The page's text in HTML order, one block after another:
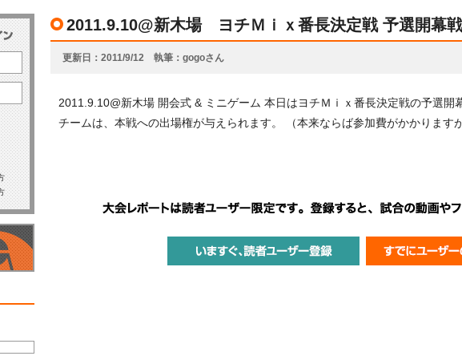
2011.9.10@新木場 ヨチＭｉｘ番長決定戦 予選開幕戦
更新日 2011/9/12 執筆 gogoさん
2011.9.10@新木場 開会式 & ミニゲーム 本日はヨチＭｉｘ番長決定戦の予選開
チームは、本戦への出場権が与えられます。 （本来ならば参加費がかかります